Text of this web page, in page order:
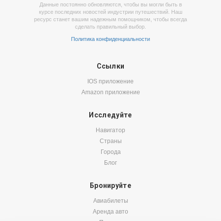
Данные постоянно обновляются, чтобы вы могли быть в
курсе последних новостей индустрии путешествий. Наш
ресурс станет вашим надежным помощником, чтобы всегда
сделать правильный выбор.
Политика конфиденциальности
Ссылки
IOS приложение
Amazon приложение
Исследуйте
Навигатор
Страны
Города
Блог
Бронируйте
Авиабилеты
Аренда авто